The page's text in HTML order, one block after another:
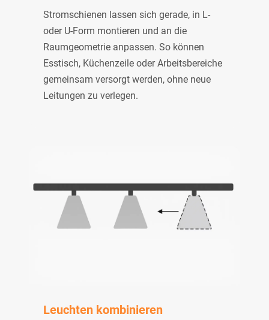
Stromschienen lassen sich gerade, in L-
oder U-Form montieren und an die
Raumgeometrie anpassen. So können
Esstisch, Küchenzeile oder Arbeitsbereiche
gemeinsam versorgt werden, ohne neue
Leitungen zu verlegen.
Leuchten kombinieren